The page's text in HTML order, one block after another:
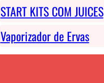
START KITS COM JUICES
Vaporizador de Ervas